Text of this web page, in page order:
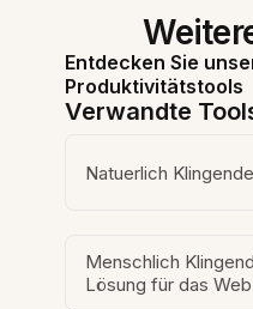
Entdecken Sie
Produktivitätstools
Verwandte
Natuerlich
Menschlich
Lösung für das Web